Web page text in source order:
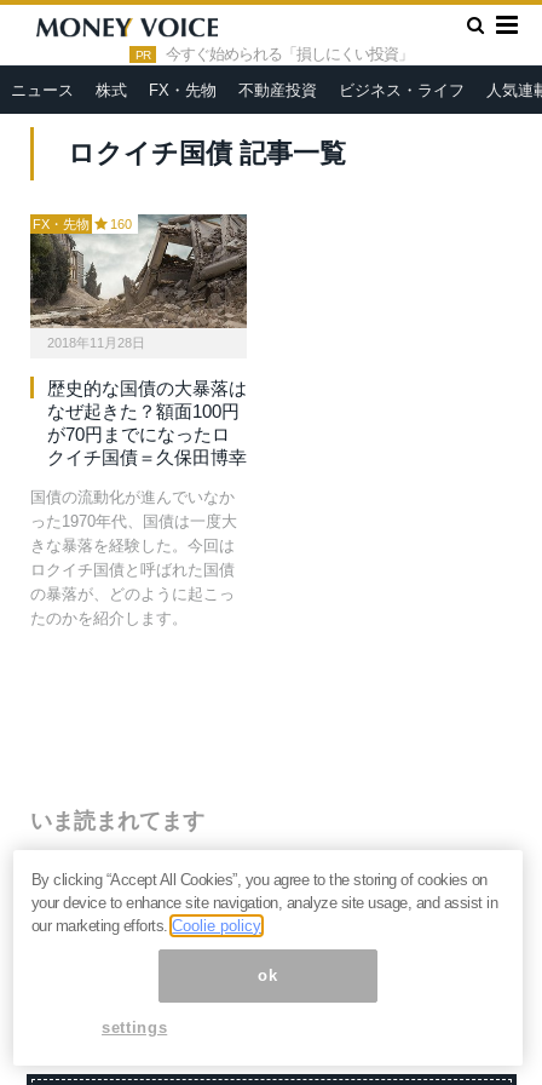
PR 今すぐ始められる「損しにくい投資」
ニュース 株式 FX・先物 不動産投資 ビジネス・ライフ 人気連
HOME » ロクイチ国債
ロクイチ国債 記事一覧
FX・先物 160
2018年11月28日
歴史的な国債の大暴落は
なぜ起きた？額面100円
が70円までになったロ
クイチ国債＝久保田博幸
国債の流動化が進んでいなか
った1970年代、国債は一度大
きな暴落を経験した。今回は
ロクイチ国債と呼ばれた国債
の暴落が、どのように起こっ
たのかを紹介します。
いま読まれてます
人気インジケーター徹底比較【8選】同じタイミングで
表示を見比べてみた！
【円高シーズン到来？】8月相場アノマリーを徹底解
「円ドルチャート」で円高円安を直感的に理解しよ
By clicking “Accept All Cookies”, you agree to the storing of cookies on
your device to enhance site navigation, analyze site usage, and assist in
our marketing efforts.Coolie policy
ok
settings